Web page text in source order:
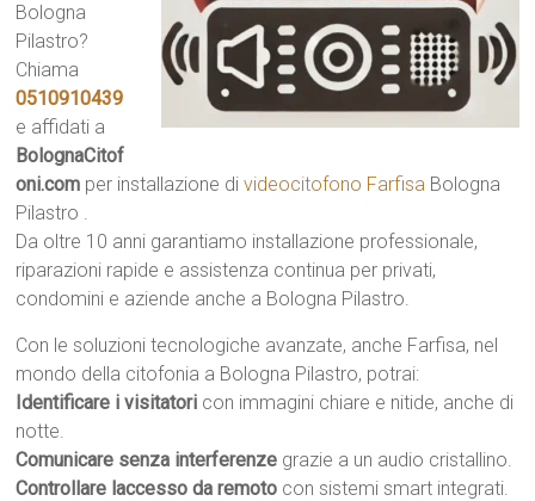
Bologna
Pilastro?
Chiama
0510910439
e affidati a
BolognaCitof
oni.com per installazione divideocitofono Farfisa Bologna
Pilastro .
Da oltre 10 anni garantiamo installazione professionale,
riparazioni rapide e assistenza continua per privati,
condomini e aziende anche a Bologna Pilastro.
Con le soluzioni tecnologiche avanzate, anche Farfisa, nel
mondo della citofonia a Bologna Pilastro, potrai:
Identificare i visitatori con immagini chiare e nitide, anche di
notte.
Comunicare senza interferenze grazie a un audio cristallino.
Controllare laccesso da remoto con sistemi smart integrati.